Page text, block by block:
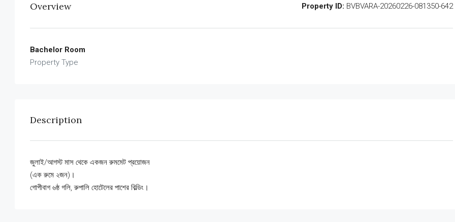
Overview Property ID: BVBVARA-20260226-081350-642
Bachelor Room
Property Type
Description
জুলাই/আগস্ট মাস থেকে একজন রুমমেট প্রয়োজন
(এক রুমে ২জন)।
গোপীবাগ ৬ষ্ঠ গলি, রুপালি হোটেলের পাশের বিল্ডিং।